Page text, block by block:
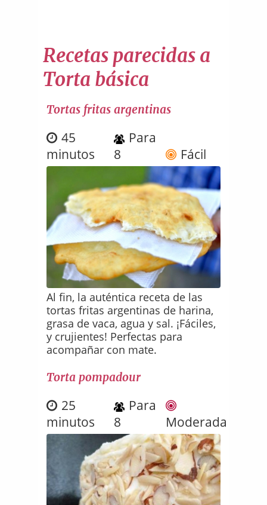
Recetas parecidas a
Torta básica
Tortas fritas argentinas
45
minutos
Para
8
Fácil
Al fin, la auténtica receta de las
tortas fritas argentinas de harina,
grasa de vaca, agua y sal. ¡Fáciles,
y crujientes! Perfectas para
acompañar con mate.
Torta pompadour
25
minutos
Para
8
Moderada